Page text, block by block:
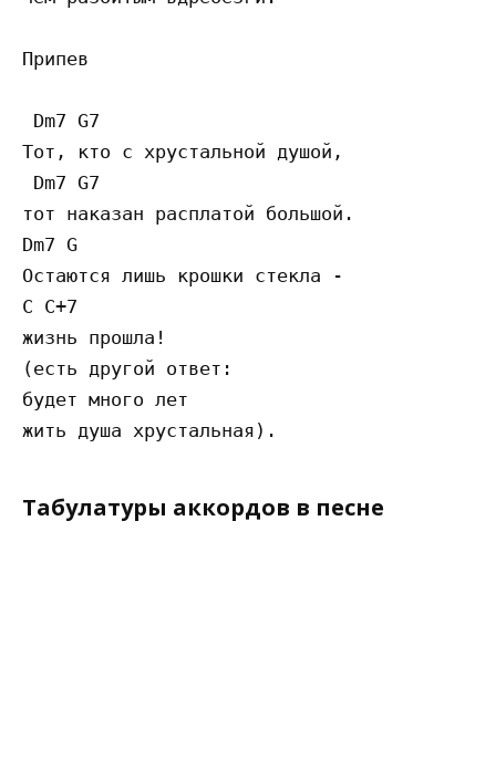
Припев
Dm7 G7
Тот, кто с хрустальной душой,
Dm7 G7
тот наказан расплатой большой.
Dm7 G
Остаются лишь крошки стекла -
C C+7
жизнь прошла!
(есть другой ответ:
будет много лет
Табулатуры аккордов в песне